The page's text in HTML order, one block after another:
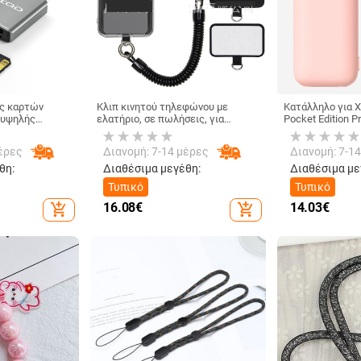
καρτών
κράμα
add_shopping_cart
Κλιπ κινητού τηλεφώνου με
ελατήριο, σε πωλήσεις, για
υπαίθρια αθλήματα, αγκράφα
ορειβασίας με ελατήριο, θήκη
κινητού τηλεφώνου με σταθερό
ελατήριο
Διανομή: 7-14 μέρες
Διαθέσιμα μεγέθη:
Τυπικό
16.08€ add_shopping_cart
Κατάλληλο για
Pocket Edition
θήκη σιλικόνης
αντιολισθητική
θήκη για Power
Διανομή: 7-
Διαθέσιμα
Τυπικό
14.03€